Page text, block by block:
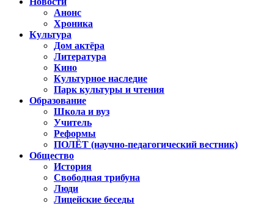
Анонс
Хроника
Культура
Дом актёра
Литература
Кино
Культурное наследие
Парк культуры и чтения
Образование
Школа и вуз
Учитель
Реформы
ПОЛЁТ (научно-педагогический вестник)
Общество
История
Свободная трибуна
Люди
Лицейские беседы